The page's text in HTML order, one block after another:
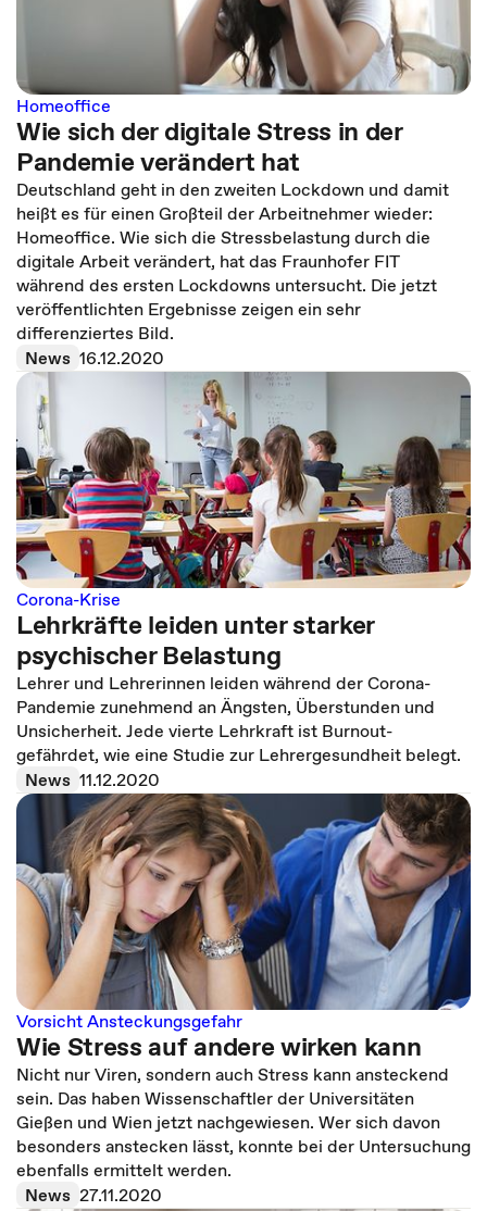
Homeoffice
Wie sich der digitale Stress in der
Pandemie verändert hat
Deutschland geht in den zweiten Lockdown und damit
heißt es für einen Großteil der Arbeitnehmer wieder:
Homeoffice. Wie sich die Stressbelastung durch die
digitale Arbeit verändert, hat das Fraunhofer FIT
während des ersten Lockdowns untersucht. Die jetzt
veröffentlichten Ergebnisse zeigen ein sehr
differenziertes Bild.
News 16.12.2020
Corona-Krise
Lehrkräfte leiden unter starker
psychischer Belastung
Lehrer und Lehrerinnen leiden während der Corona-
Pandemie zunehmend an Ängsten, Überstunden und
Unsicherheit. Jede vierte Lehrkraft ist Burnout-
gefährdet, wie eine Studie zur Lehrergesundheit belegt.
News 11.12.2020
Vorsicht Ansteckungsgefahr
Wie Stress auf andere wirken kann
Nicht nur Viren, sondern auch Stress kann ansteckend
sein. Das haben Wissenschaftler der Universitäten
Gießen und Wien jetzt nachgewiesen. Wer sich davon
besonders anstecken lässt, konnte bei der Untersuchung
ebenfalls ermittelt werden.
News 27.11.2020